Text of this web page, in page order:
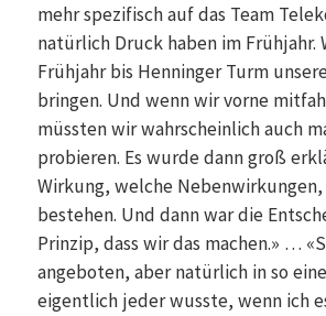
mehr spezifisch auf das Team
natürlich Druck haben im Frühjahr.
Frühjahr bis Henninger Turm
bringen. Und wenn wir vorne
müssten wir wahrscheinlich auch
probieren. Es wurde dann groß
Wirkung, welche
bestehen. Und dann war die
Prinzip, dass wir das machen.» …
angeboten, aber natürlich in so
eigentlich jeder wusste, wenn ich